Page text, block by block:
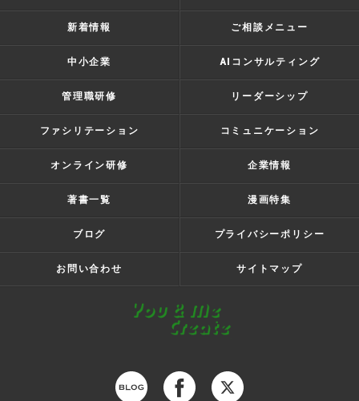
新着情報 ご相談メニュー
中小企業 AIコンサルティング
管理職研修 リーダーシップ
ファシリテーション コミュニケーション
オンライン研修 企業情報
著書一覧 漫画特集
ブログ プライバシーポリシー
お問い合わせ サイトマップ